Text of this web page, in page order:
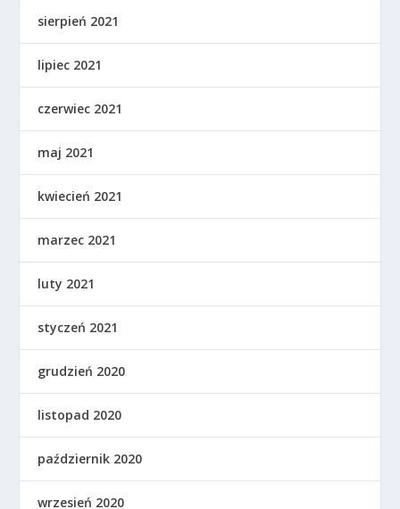
sierpień 2021
lipiec 2021
czerwiec 2021
maj 2021
kwiecień 2021
marzec 2021
luty 2021
styczeń 2021
grudzień 2020
listopad 2020
październik 2020
wrzesień 2020